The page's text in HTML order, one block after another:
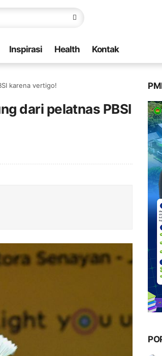
Inspirasi Health Kontak
karena vertigo!
dari pelatnas PBSI